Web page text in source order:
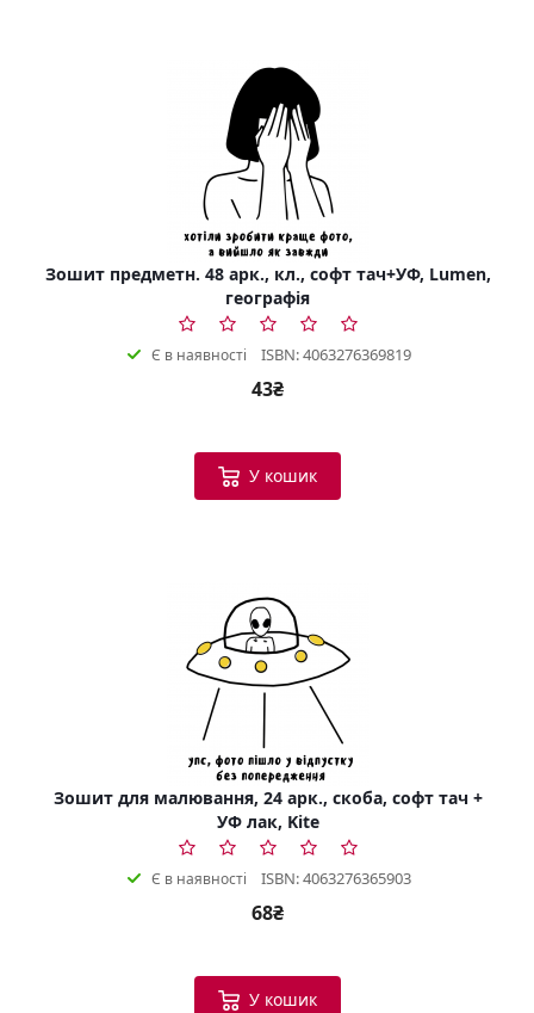
Зошит предметн. 48 арк., кл., софт тач+УФ, Lumen,
географія
Є в наявності ISBN: 4063276369819
43₴
У кошик
Зошит для малювання, 24 арк., скоба, софт тач +
УФ лак, Kite
Є в наявності ISBN: 4063276365903
68₴
У кошик